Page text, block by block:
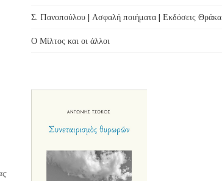
Σ. Πανοπούλου | Ασφαλή ποιήματα | Εκδόσεις Θράκα
Ο Μίλτος και οι άλλοι